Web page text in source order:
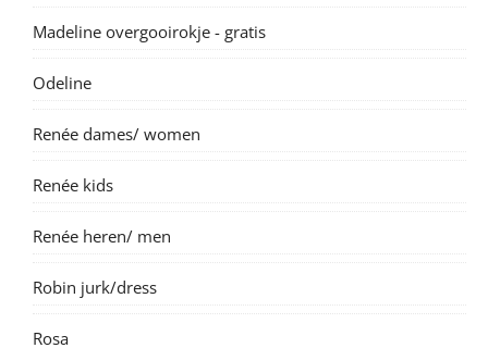
Madeline overgooirokje - gratis
Odeline
Renée dames/ women
Renée kids
Renée heren/ men
Robin jurk/dress
Rosa